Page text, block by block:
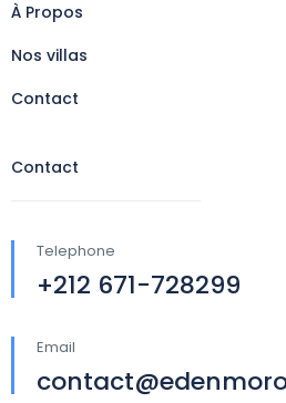
À Propos
Nos villas
Contact
Contact
Telephone
+212 671-728299
Email